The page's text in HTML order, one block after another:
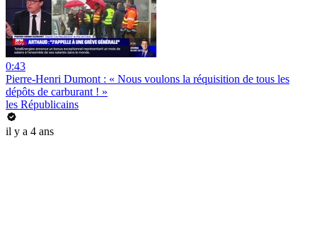
0:43
Pierre-Henri Dumont : « Nous voulons la réquisition de tous les
dépôts de carburant ! »
les Républicains
il y a 4 ans